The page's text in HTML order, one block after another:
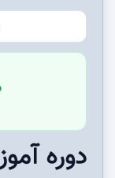
دوره